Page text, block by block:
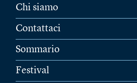
Chi siamo
Contattaci
Sommario
Festival